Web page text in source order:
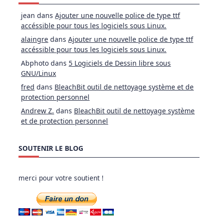
jean dansAjouter une nouvelle police de type ttf
accéssible pour tous les logiciels sous Linux.
alaingre dansAjouter une nouvelle police de type ttf
accéssible pour tous les logiciels sous Linux.
Abphoto dans 5 Logiciels de Dessin libre sous
GNU/Linux
fred dans BleachBit outil de nettoyage système et de
protection personnel
Andrew Z. dans BleachBit outil de nettoyage système
et de protection personnel
SOUTENIR LE BLOG
merci pour votre soutient !